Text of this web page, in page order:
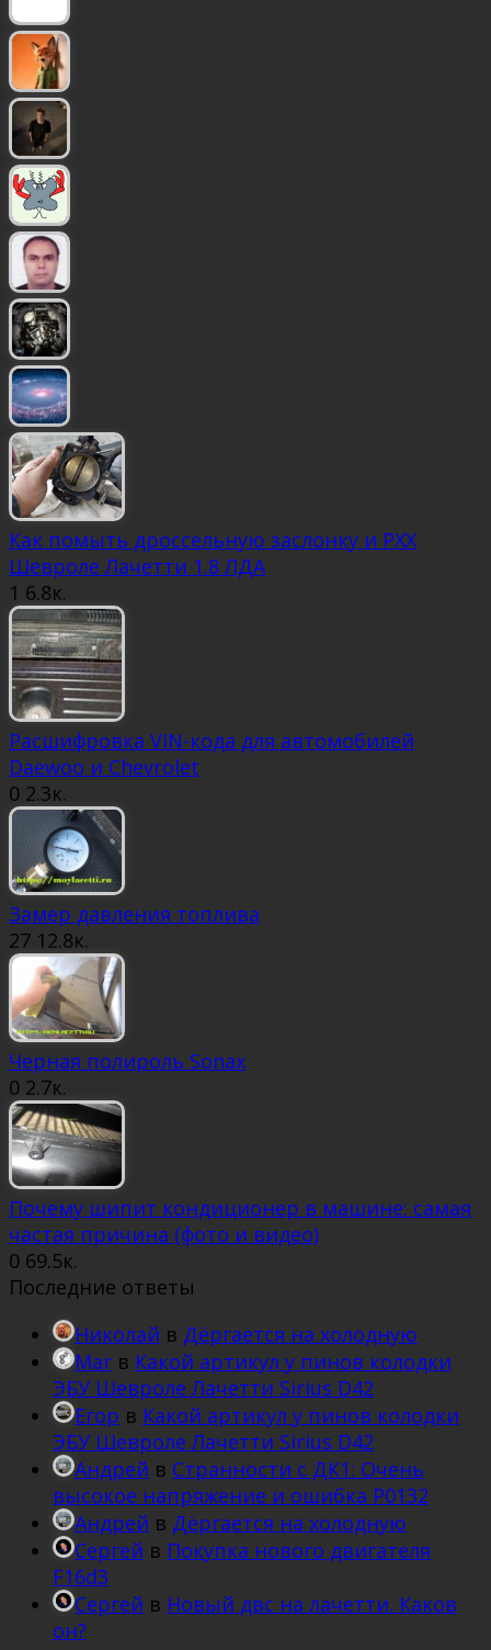
Как помыть дроссельную заслонку и РХХ
Шевроле Лачетти 1.8 ЛДА
1 6.8к.
Расшифровка VIN-кода для автомобилей
Daewoo и Chevrolet
0 2.3к.
Замер давления топлива
27 12.8к.
Черная полироль Sonax
0 2.7к.
Почему шипит кондиционер в машине: самая
частая причина (фото и видео)
0 69.5к.
Последние ответы
Николай в Дёргается на холодную
Mar в Какой артикул у пинов колодки
ЭБУ Шевроле Лачетти Sirius D42
Егор в Какой артикул у пинов колодки
ЭБУ Шевроле Лачетти Sirius D42
Андрей в Странности с ДК1: Очень
высокое напряжение и ошибка Р0132
Андрей в Дёргается на холодную
Сергей в Покупка нового двигателя
F16d3
Сергей в Новый двс на лачетти. Каков
он?